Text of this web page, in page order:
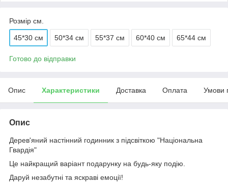
Розмір см.
45*30 см 50*34 см 55*37 см 60*40 см 65*44 см
Готово до відправки
Опис Характеристики Доставка Оплата Умови
Опис
Дерев'яний настінний годинник з підсвіткою "Національна
Гвардія"
Це найкращий варіант подарунку на будь-яку подію.
Даруй незабутні та яскраві емоції!